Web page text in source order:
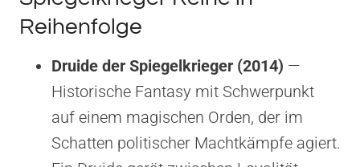
Reihenfolge
Druide der Spiegelkrieger (2014) —
Historische Fantasy mit Schwerpunkt
auf einem magischen Orden, der im
Schatten politischer Machtkämpfe agiert.